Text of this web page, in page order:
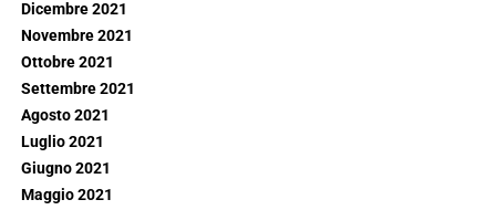
Dicembre 2021
Novembre 2021
Ottobre 2021
Settembre 2021
Agosto 2021
Luglio 2021
Giugno 2021
Maggio 2021